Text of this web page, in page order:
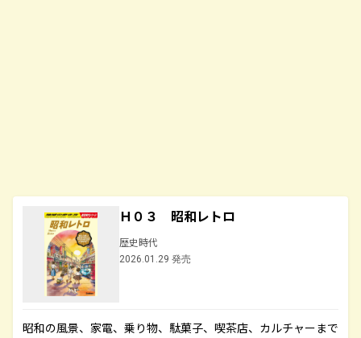
Ｈ０３ 昭和レトロ
歴史時代
2026.01.29 発売
昭和の風景、家電、乗り物、駄菓子、喫茶店、カルチャーまで